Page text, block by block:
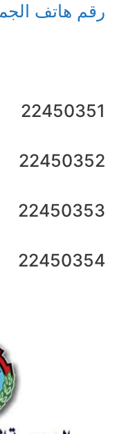
رقم هاتف
22450351
22450352
22450353
22450354